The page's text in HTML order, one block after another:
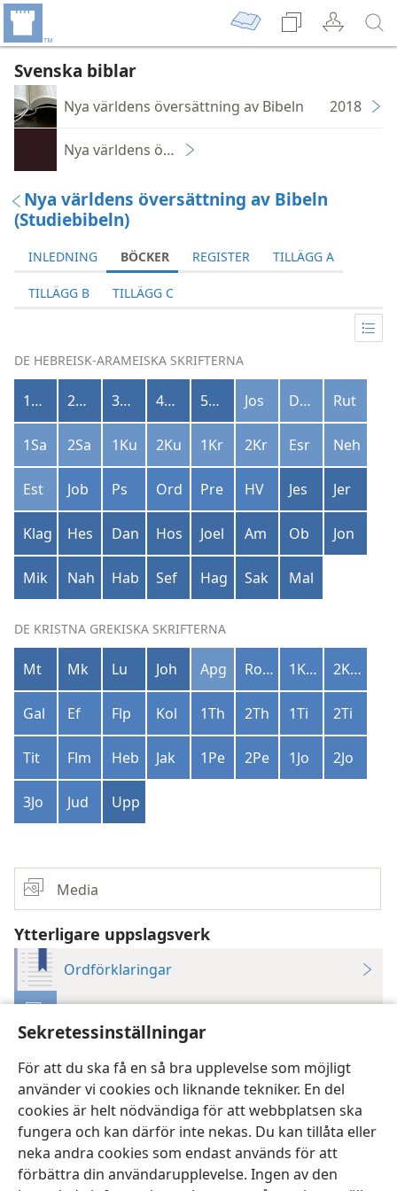
Sekretessinställningar
För att du ska få en så bra upplevelse som möjligt
använder vi cookies och liknande tekniker. En del
cookies är helt nödvändiga för att webbplatsen ska
fungera och kan därför inte nekas. Du kan tillåta eller
neka andra cookies som endast används för att
förbättra din användarupplevelse. Ingen av den
Svenska biblar
Nya världens översättning av Bibeln 2018
Nya världens översättning av Den heliga skrift –
Nya världens översättning av Bibeln
(Studiebibeln)
INLEDNING BÖCKER REGISTER TILLÄGG A
TILLÄGG B TILLÄGG C
DE HEBREISK-ARAMEISKA SKRIFTERNA
1Mo 2Mo 3Mo 4Mo 5Mo Jos Dom Rut
1Sa 2Sa 1Ku 2Ku 1Kr 2Kr Esr Neh
Est Job Ps Ord Pre HV Jes Jer
Klag Hes Dan Hos Joel Am Ob Jon
Mik Nah Hab Sef Hag Sak Mal
DE KRISTNA GREKISKA SKRIFTERNA
Mt Mk Lu Joh Apg Rom 1Kor 2Kor
Gal Ef Flp Kol 1Th 2Th 1Ti 2Ti
Tit Flm Heb Jak 1Pe 2Pe 1Jo 2Jo
3Jo Jud Upp
Media
Ytterligare uppslagsverk
Ordförklaringar
Svenska Dela Inställningar
Copyright© 2026 Watch Tower Bible and Tract Society of Pennsylvania
Användarvillkor Sekretesspolicy
Sekretessinställningar